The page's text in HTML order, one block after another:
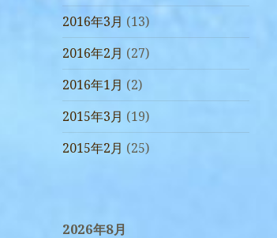
2016年3月 (13)
2016年2月 (27)
2016年1月 (2)
2015年3月 (19)
2015年2月 (25)
2026年8月